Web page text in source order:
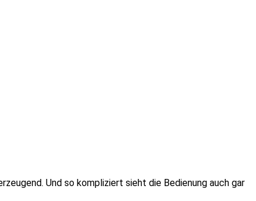
Und so kompliziert sieht die Bedienung auch gar